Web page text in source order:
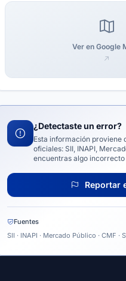
Ver en Google
¿Detectaste un error?
Esta información proviene
oficiales: SII, INAPI,
encuentras algo
Reportar
Fuentes
SII · INAPI · Mercado Público · CMF ·